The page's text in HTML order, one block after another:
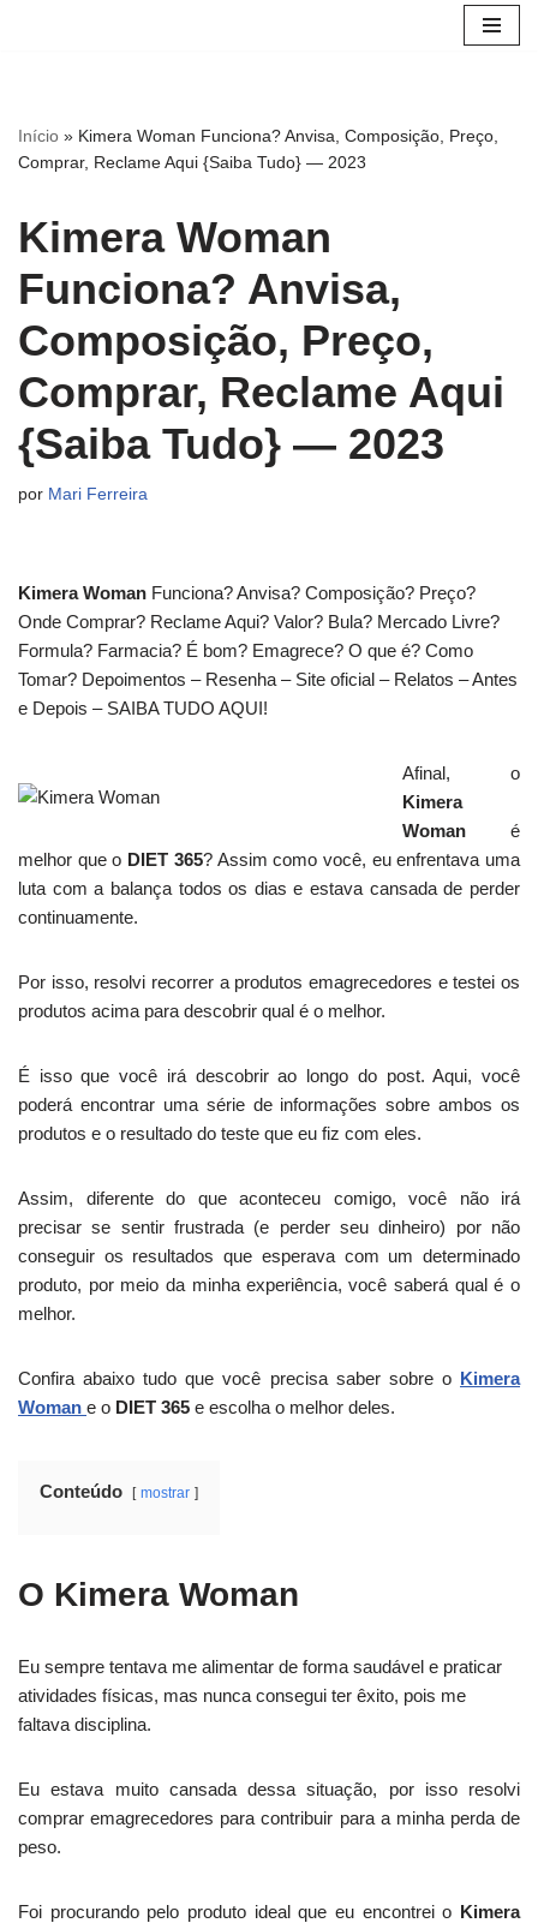
Início » Kimera Woman Funciona? Anvisa, Composição, Preço,
Comprar, Reclame Aqui {Saiba Tudo} — 2023
Kimera Woman
Funciona? Anvisa,
Composição, Preço,
Comprar, Reclame Aqui
{Saiba Tudo} — 2023
por Mari Ferreira
Kimera Woman Funciona? Anvisa? Composição? Preço?
Onde Comprar? Reclame Aqui? Valor? Bula? Mercado Livre?
Formula? Farmacia? É bom? Emagrece? O que é? Como
Tomar? Depoimentos – Resenha – Site oficial – Relatos – Antes
e Depois – SAIBA TUDO AQUI!
Afinal, o
Kimera
Woman é
melhor que o DIET 365? Assim como você, eu enfrentava uma
luta com a balança todos os dias e estava cansada de perder
continuamente.
Por isso, resolvi recorrer a produtos emagrecedores e testei os
produtos acima para descobrir qual é o melhor.
É isso que você irá descobrir ao longo do post. Aqui, você
poderá encontrar uma série de informações sobre ambos os
produtos e o resultado do teste que eu fiz com eles.
Assim, diferente do que aconteceu comigo, você não irá
precisar se sentir frustrada (e perder seu dinheiro) por não
conseguir os resultados que esperava com um determinado
produto, por meio da minha experiência, você saberá qual é o
melhor.
Confira abaixo tudo que você precisa saber sobre o Kimera
Woman e o DIET 365 e escolha o melhor deles.
Conteúdo mostrar
O Kimera Woman
Eu sempre tentava me alimentar de forma saudável e praticar
atividades físicas, mas nunca consegui ter êxito, pois me
faltava disciplina.
Eu estava muito cansada dessa situação, por isso resolvi
comprar emagrecedores para contribuir para a minha perda de
peso.
Foi procurando pelo produto ideal que eu encontrei o Kimera